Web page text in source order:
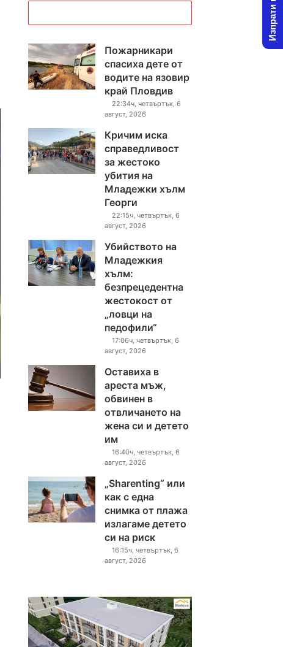
Пожарникари
спасиха дете от
водите на язовир
край Пловдив
22:34ч, четвъртък, 6
август, 2026
Кричим иска
справедливост
за жестоко
убития на
Младежки хълм
Георги
22:15ч, четвъртък, 6
август, 2026
Убийството на
Младежкия
хълм:
безпрецедентна
жестокост от
„ловци на
педофили“
17:06ч, четвъртък, 6
август, 2026
Оставиха в
ареста мъж,
обвинен в
отвличането на
жена си и детето
им
16:40ч, четвъртък, 6
август, 2026
„Sharenting“ или
как с една
снимка от плажа
излагаме детето
си на риск
16:15ч, четвъртък, 6
август, 2026